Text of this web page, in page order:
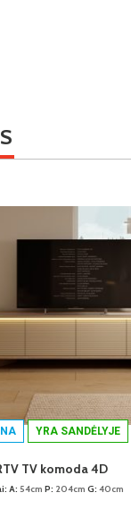
YRA SANDĖLYJE
TV komoda 4D
A: 54cm P: 204cm G: 40cm